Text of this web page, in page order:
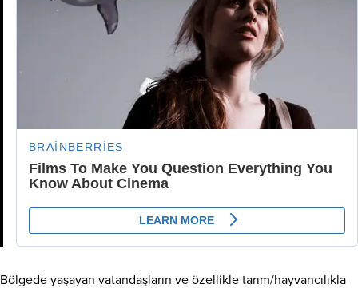
Bölgede yaşayan vatandaşların ve özellikle tarım/hayvancılıkla